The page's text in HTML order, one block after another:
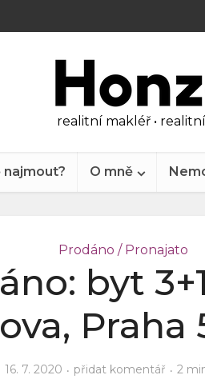
realitní makléř •
najmout? O mně
Prodáno / Pronajato
byt
Praha
16. 7. 2020 přidat komentář 2